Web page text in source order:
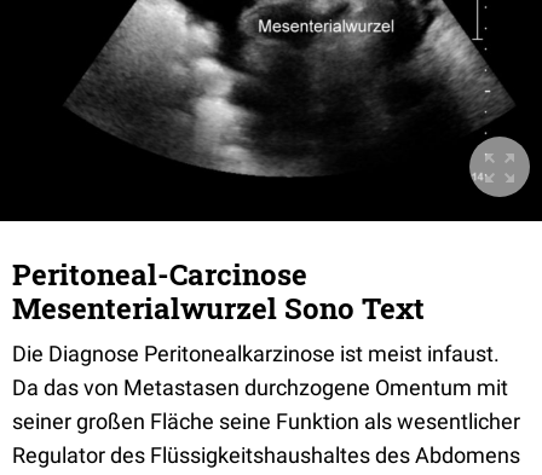
Peritoneal-Carcinose
Mesenterialwurzel Sono Text
Die Diagnose Peritonealkarzinose ist meist infaust.
Da das von Metastasen durchzogene Omentum mit
seiner großen Fläche seine Funktion als wesentlicher
Regulator des Flüssigkeitshaushaltes des Abdomens